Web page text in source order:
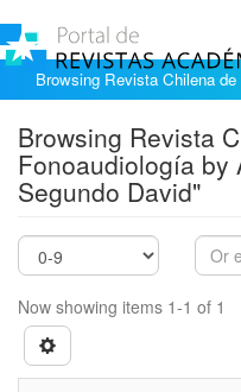
Browsing Revista Chilena
Browsing Revista
Fonoaudiología by
Segundo David"
Now showing items 1-1 of 1